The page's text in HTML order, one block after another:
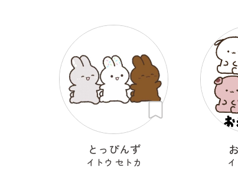
とっぴんず
イトウ セトカ